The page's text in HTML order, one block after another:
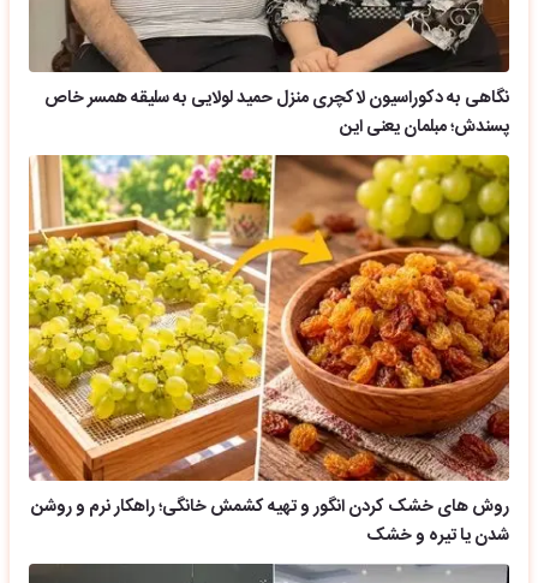
نگاهی به دکوراسیون لاکچری منزل حمید لولایی به سلیقه همسر خاص
پسندش؛ مبلمان یعنی این
روش های خشک کردن انگور و تهیه کشمش خانگی؛ راهکار نرم و روشن
شدن یا تیره و خشک